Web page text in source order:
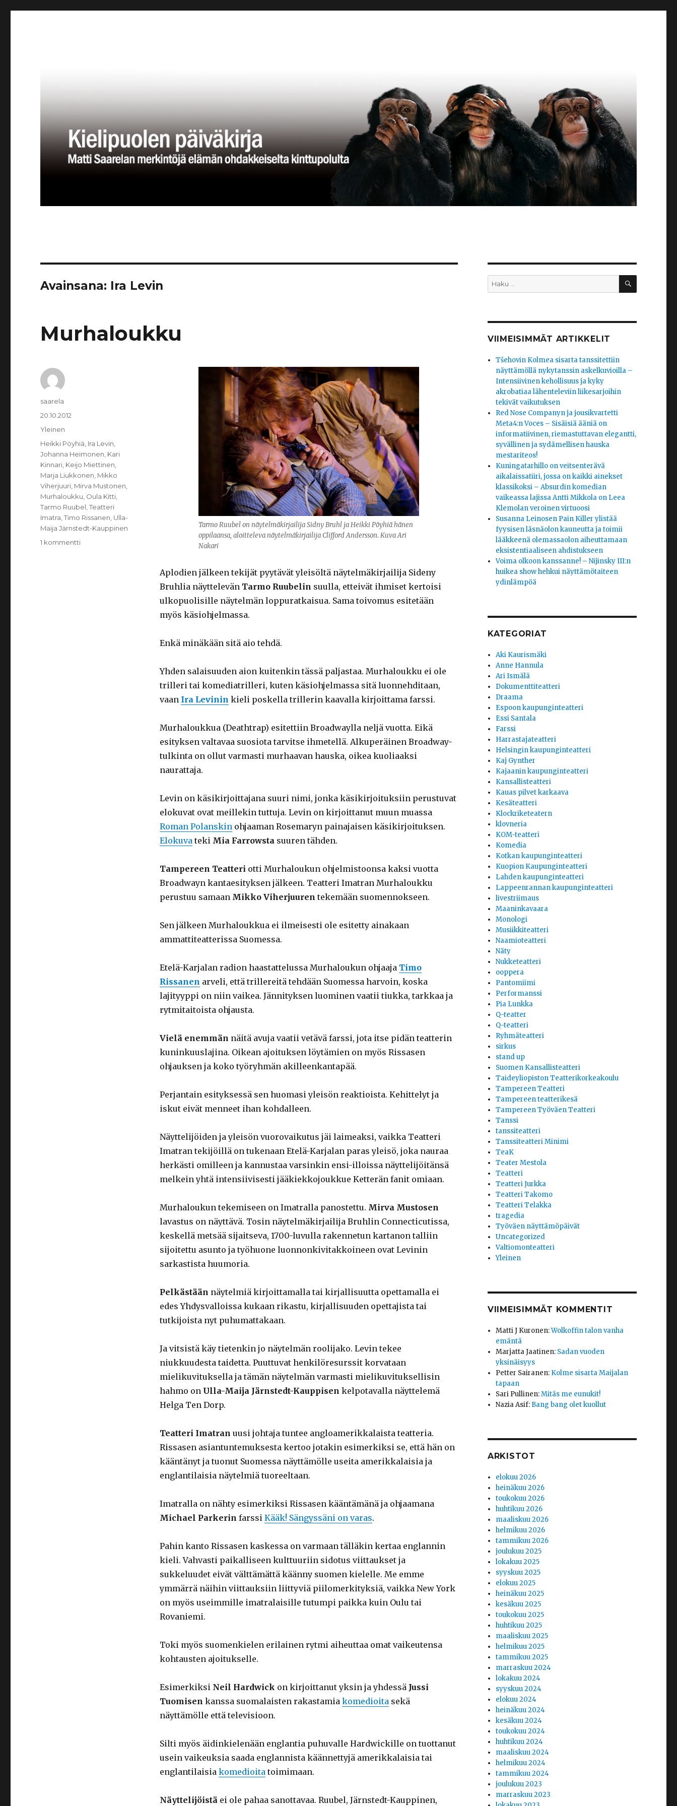
Avainsana: Ira Levin
Murhaloukku
Tarmo Ruubel on näytelmäkirjailija Sidny Bruhl ja Heikki Pöyhiä hänen
oppilaansa, aloitteleva näytelmäkirjailija Clifford Andersson. Kuva Ari
Nakari
Aplodien jälkeen tekijät pyytävät yleisöltä näytelmäkirjailija Sideny
Bruhlia näyttelevän Tarmo Ruubelin suulla, etteivät ihmiset kertoisi
ulkopuolisille näytelmän loppuratkaisua. Sama toivomus esitetään
myös käsiohjelmassa.
Enkä minäkään sitä aio tehdä.
Yhden salaisuuden aion kuitenkin tässä paljastaa. Murhaloukku ei ole
trilleri tai komediatrilleri, kuten käsiohjelmassa sitä luonnehditaan,
vaan Ira Levinin kieli poskella trillerin kaavalla kirjoittama farssi.
Murhaloukkua (Deathtrap) esitettiin Broadwaylla neljä vuotta. Eikä
esityksen valtavaa suosiota tarvitse ihmetellä. Alkuperäinen Broadway-
tulkinta on ollut varmasti murhaavan hauska, oikea kuoliaaksi
naurattaja.
Levin on käsikirjoittajana suuri nimi, jonka käsikirjoituksiin perustuvat
elokuvat ovat meillekin tuttuja. Levin on kirjoittanut muun muassa
Roman Polanskin ohjaaman Rosemaryn painajaisen käsikirjoituksen.
Elokuva teki Mia Farrowsta suuren tähden.
Tampereen Teatteri otti Murhaloukun ohjelmistoonsa kaksi vuotta
Broadwayn kantaesityksen jälkeen. Teatteri Imatran Murhaloukku
perustuu samaan Mikko Viherjuuren tekemään suomennokseen.
Sen jälkeen Murhaloukkua ei ilmeisesti ole esitetty ainakaan
ammattiteatterissa Suomessa.
Etelä-Karjalan radion haastattelussa Murhaloukun ohjaaja Timo
Rissanen arveli, että trillereitä tehdään Suomessa harvoin, koska
lajityyppi on niin vaikea. Jännityksen luominen vaatii tiukka, tarkkaa ja
rytmitaitoista ohjausta.
Vielä enemmän näitä avuja vaatii vetävä farssi, jota itse pidän teatterin
kuninkuuslajina. Oikean ajoituksen löytämien on myös Rissasen
ohjauksen ja koko työryhmän akilleenkantapää.
Perjantain esityksessä sen huomasi yleisön reaktioista. Kehittelyt ja
iskut eivät menneet ihan kohdalleen.
Näyttelijöiden ja yleisön vuorovaikutus jäi laimeaksi, vaikka Teatteri
Imatran tekijöillä on tukenaan Etelä-Karjalan paras yleisö, joka nauraa
herkästi omilleen ja kannustaa varsinkin ensi-illoissa näyttelijöitänsä
melkein yhtä intensiivisesti jääkiekkojoukkue Ketterän fanit omiaan.
Murhaloukun tekemiseen on Imatralla panostettu. Mirva Mustosen
lavastus on näyttävä. Tosin näytelmäkirjailija Bruhlin Connecticutissa,
keskellä metsää sijaitseva, 1700-luvulla rakennetun kartanon talliin
sijoitettu asunto ja työhuone luonnonkivitakkoineen ovat Levinin
sarkastista huumoria.
Pelkästään näytelmiä kirjoittamalla tai kirjallisuutta opettamalla ei
edes Yhdysvalloissa kukaan rikastu, kirjallisuuden opettajista tai
tutkijoista nyt puhumattakaan.
Ja vitsistä käy tietenkin jo näytelmän roolijako. Levin tekee
niukkuudesta taidetta. Puuttuvat henkilöresurssit korvataan
mielikuvituksella ja tämän näytelmän varmasti mielikuvituksellisin
hahmo on Ulla-Maija Järnstedt-Kauppisen kelpotavalla näyttelemä
Helga Ten Dorp.
Teatteri Imatran uusi johtaja tuntee angloamerikkalaista teatteria.
Rissasen asiantuntemuksesta kertoo jotakin esimerkiksi se, että hän on
kääntänyt ja tuonut Suomessa näyttämölle useita amerikkalaisia ja
englantilaisia näytelmiä tuoreeltaan.
Imatralla on nähty esimerkiksi Rissasen kääntämänä ja ohjaamana
Michael Parkerin farssi Kääk! Sängyssäni on varas.
Pahin kanto Rissasen kaskessa on varmaan tälläkin kertaa englannin
kieli. Vahvasti paikalliseen kulttuuriin sidotus viittaukset ja
sukkeluudet eivät välttämättä käänny suomen kielelle. Me emme
ymmärrä näihin viittauksiin liittyviä piilomerkityksiä, vaikka New York
on myös useimmille imatralaisille tutumpi paikka kuin Oulu tai
Rovaniemi.
Toki myös suomenkielen erilainen rytmi aiheuttaa omat vaikeutensa
kohtausten ajoitukselle.
Esimerkiksi Neil Hardwick on kirjoittanut yksin ja yhdessä Jussi
Tuomisen kanssa suomalaisten rakastamia komedioita sekä
näyttämölle että televisioon.
Silti myös äidinkielenään englantia puhuvalle Hardwickille on tuottanut
usein vaikeuksia saada englannista käännettyjä amerikkalaisia tai
englantilaisia komedioita toimimaan.
Näyttelijöistä ei ole pahaa sanottavaa. Ruubel, Järnstedt-Kauppinen,
Kirjoittaja
saarela
Julkaistu
20.10.2012
Kategoriat
Yleinen
Avainsanat
Heikki Pöyhiä Ira Levin
Johanna Heimonen Kari
Kinnari Keijo Miettinen
Marja Liukkonen Mikko
Viherjuuri Mirva Mustonen
Murhaloukku Oula Kitti
Tarmo Ruubel ,Teatteri
Imatra ,Timo Rissanen Ulla-
Maija Järnstedt-Kauppinen
1 kommenttiartikkeliin
Etsi: HAKU
VIIMEISIMMÄT ARTIKKELIT
Tšehovin Kolmea sisarta tanssitettiin
näyttämöllä nykytanssin askelkuvioilla –
Intensiivinen kehollisuus ja kyky
akrobatiaa lähenteleviin liikesarjoihin
tekivät vaikutuksen
Red Nose Companyn ja jousikvartetti
Meta4:n Voces – Sisäisiä ääniä on
informatiivinen, riemastuttavan elegantti,
syvällinen ja sydämellisen hauska
mestariteos!
Kuningatarhillo on veitsenterävä
aikalaissatiiri, jossa on kaikki ainekset
klassikoksi – Absurdin komedian
vaikeassa lajissa Antti Mikkola on Leea
Klemolan veroinen virtuoosi
Susanna Leinosen Pain Killer ylistää
fyysisen läsnäolon kauneutta ja toimii
lääkkeenä olemassaolon aiheuttamaan
eksistentiaaliseen ahdistukseen
Voima olkoon kanssanne! – Nijinsky III:n
huikea show hehkui näyttämötaiteen
ydinlämpöä
KATEGORIAT
Aki Kaurismäki
Anne Hannula
Ari Ismälä
Dokumenttiteatteri
Draama
Espoon kaupunginteatteri
Essi Santala
Farssi
Harrastajateatteri
Helsingin kaupunginteatteri
Kaj Gynther
Kajaanin kaupunginteatteri
Kansallisteatteri
Kauas pilvet karkaava
Kesäteatteri
Klockriketeatern
klovneria
KOM-teatteri
Komedia
Kotkan kaupunginteatteri
Kuopion Kaupunginteatteri
Lahden kaupunginteatteri
Lappeenrannan kaupunginteatteri
livestriimaus
Maaninkavaara
Monologi
Musiikkiteatteri
Naamioteatteri
Näty
Nukketeatteri
ooppera
Pantomiimi
Performanssi
Pia Lunkka
Q-teatter
Q-teatteri
Ryhmäteatteri
sirkus
stand up
Suomen Kansallisteatteri
Taideyliopiston Teatterikorkeakoulu
Tampereen Teatteri
Tampereen teatterikesä
Tampereen Työväen Teatteri
Tanssi
tanssiteatteri
Tanssiteatteri Minimi
TeaK
Teater Mestola
Teatteri
Teatteri Jurkka
Teatteri Takomo
Teatteri Telakka
tragedia
Työväen näyttämöpäivät
Uncategorized
Valtiomonteatteri
Yleinen
VIIMEISIMMÄT KOMMENTIT
Matti J Kuronen:Wolkoffin talon vanha
emäntä
Marjatta Jaatinen: Sadan vuoden
yksinäisyys
Petter Sairanen: Kolme sisarta Maijalan
tapaan
Sari Pullinen:Mitäs me eunukit!
Nazia Asif: Bang bang olet kuollut
ARKISTOT
elokuu 2026
heinäkuu 2026
toukokuu 2026
huhtikuu 2026
maaliskuu 2026
helmikuu 2026
tammikuu 2026
joulukuu 2025
lokakuu 2025
syyskuu 2025
elokuu 2025
heinäkuu 2025
kesäkuu 2025
toukokuu 2025
huhtikuu 2025
maaliskuu 2025
helmikuu 2025
tammikuu 2025
marraskuu 2024
lokakuu 2024
syyskuu 2024
elokuu 2024
heinäkuu 2024
kesäkuu 2024
toukokuu 2024
huhtikuu 2024
maaliskuu 2024
helmikuu 2024
tammikuu 2024
joulukuu 2023
marraskuu 2023